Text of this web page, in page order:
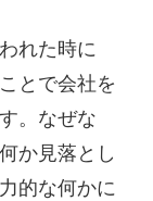
れた時に
とで会社を
。なぜな
か見落とし
的な何かに